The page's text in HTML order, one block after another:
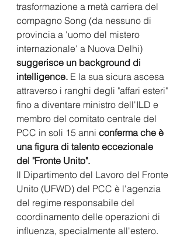
trasformazione a metà carriera del
compagno Song (da nessuno di
provincia a 'uomo del mistero
internazionale' a Nuova Delhi)
suggerisce un background di
intelligence. E la sua sicura ascesa
attraverso i ranghi degli "affari esteri"
fino a diventare ministro dell'ILD e
membro del comitato centrale del
PCC in soli 15 anni conferma che è
una figura di talento eccezionale
del "Fronte Unito".
Il Dipartimento del Lavoro del Fronte
Unito (UFWD) del PCC è l'agenzia
del regime responsabile del
coordinamento delle operazioni di
influenza, specialmente all'estero.